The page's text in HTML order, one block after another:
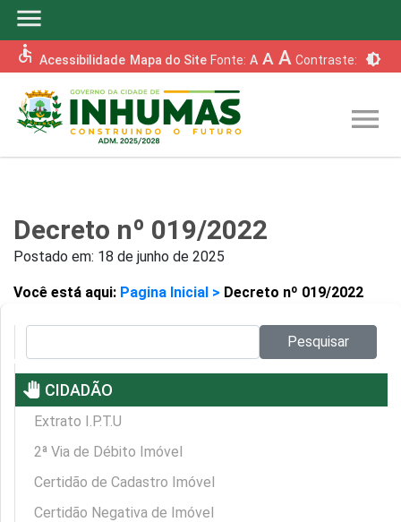
menu
accessible Acessibilidade Mapa do Site Fonte: A A A Contraste: brightness_6
menu
Decreto nº 019/2022
Postado em: 18 de junho de 2025
Você está aqui: Pagina Inicial > Decreto nº 019/2022
Pesquisar
pan_tool CIDADÃO
Extrato I.P.T.U
2ª Via de Débito Imóvel
Certidão de Cadastro Imóvel
Certidão Negativa de Imóvel